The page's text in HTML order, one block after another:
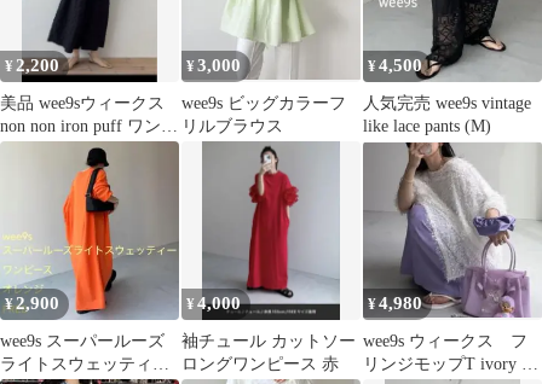
¥ 2,200
美品 wee9sウィークス
non non iron puff ワンピ
ース 黒
¥3,000
wee9s ビッグカラーフ
リルブラウス
¥4,500
人気完売 wee9s vintage
like lace pants (M)
¥2,900
wee9s スーパールーズ
ライトスウェッティー
¥4,000
袖チュール カットソー
ロングワンピース 赤
¥4,980
wee9s ウィークス フ
リンジモップT ivory ア